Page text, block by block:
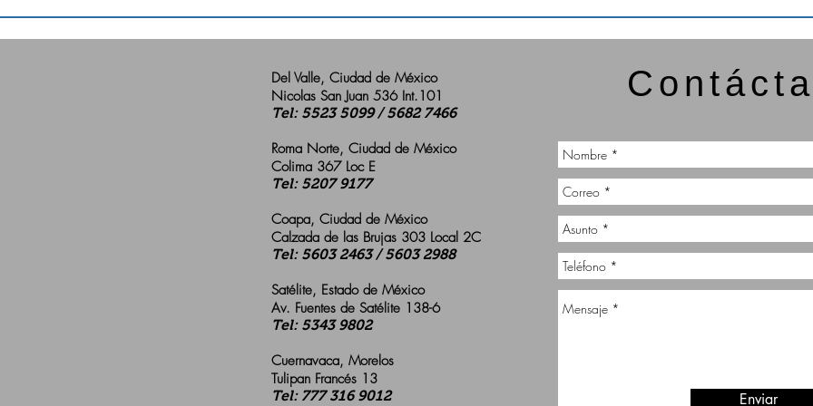
Del Valle, Ciudad de México
Nicolas San Juan 536 Int.101
Tel: 5523 5099 / 5682 7466
Roma Norte, Ciudad de México
Colima 367 Loc E
Tel: 5207 9177
Coapa, Ciudad de México
Calzada de las Brujas 303 Local 2C
Tel: 5603 2463 / 5603 2988
Satélite, Estado de México
Av. Fuentes de Satélite 138-6
Tel: 5343 9802
Cuernavaca, Morelos
Tulipan Francés 13
Tel: 777 316 9012 Enviar